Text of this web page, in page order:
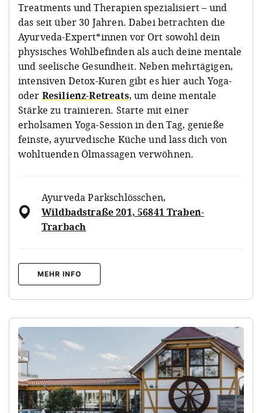
Treatments und Therapien spezialisiert – und
das seit über 30 Jahren. Dabei betrachten die
Ayurveda-Expert*innen vor Ort sowohl dein
physisches Wohlbefinden als auch deine mentale
und seelische Gesundheit. Neben mehrtägigen,
intensiven Detox-Kuren gibt es hier auch Yoga-
oder Resilienz-Retreats, um deine mentale
Stärke zu trainieren. Starte mit einer
erholsamen Yoga-Session in den Tag, genieße
feinste, ayurvedische Küche und lass dich von
wohltuenden Ölmassagen verwöhnen.
Ayurveda Parkschlösschen,
Wildbadstraße 201, 56841 Traben-
Trarbach
MEHR INFO